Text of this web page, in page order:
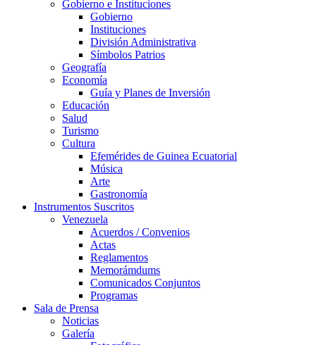
Gobierno e Instituciones
Gobierno
Instituciones
División Administrativa
Símbolos Patrios
Geografía
Economía
Guía y Planes de Inversión
Educación
Salud
Turismo
Cultura
Efemérides de Guinea Ecuatorial
Música
Arte
Gastronomía
Instrumentos Suscritos
Venezuela
Acuerdos / Convenios
Actas
Reglamentos
Memorámdums
Comunicados Conjuntos
Programas
Sala de Prensa
Noticias
Galería